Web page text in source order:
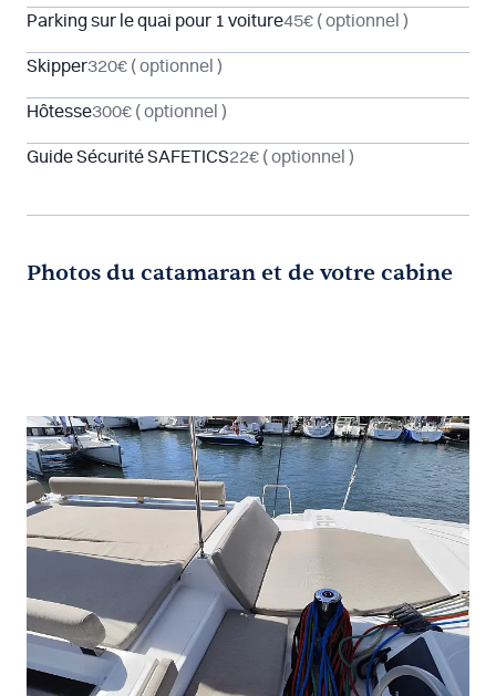
Parking sur le quai pour 1 voiture45€ ( optionnel )
Skipper320€ ( optionnel )
Hôtesse300€ ( optionnel )
Guide Sécurité SAFETICS22€ ( optionnel )
Photos du catamaran et de votre cabine